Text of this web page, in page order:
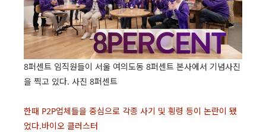
8퍼센트 임직원들이 서울 여의도동 8퍼센트 본사에서 기념사진
을 찍고 있다. 사진 8퍼센트
한때 P2P업체들을 중심으로 각종 사기 및 횡령 등이 논란이 됐
었다.바이오 클러스터